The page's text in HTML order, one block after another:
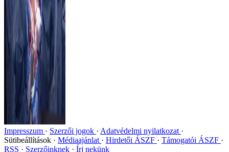
Impresszum Szerzői jogok
Adatvédelmi nyilatkozat
Sütibeállítások
Médiaajánlat Hirdetői ÁSZF
Támogatói ÁSZF
RSS
Szerzőinknek Írj nekünk